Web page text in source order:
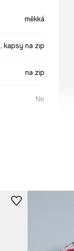
měkká
kapsy na zip
na zip
Ne
COUA01-MLA